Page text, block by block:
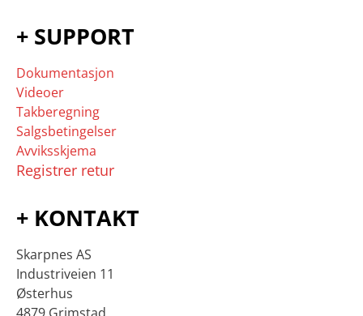
+ SUPPORT
Dokumentasjon
Videoer
Takberegning
Salgsbetingelser
Avviksskjema
Registrer retur
+ KONTAKT
Skarpnes AS
Industriveien 11
Østerhus